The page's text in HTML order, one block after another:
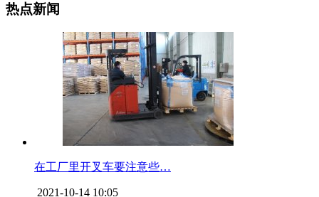
热点新闻
在工厂里开叉车要注意些…
2021-10-14 10:05